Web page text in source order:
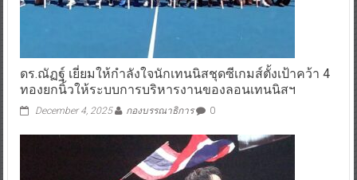
ดร.ณัฏฐ์ เยี่ยมให้กำลังใจนักเทนนิสชุดซีเกมส์ตั้งเป้าคว้า 4
ทองยกนิ้วให้ระบบการบริหารงานของลอนเทนนิสฯ
December 4, 2025 กองบรรณาธิการ 0